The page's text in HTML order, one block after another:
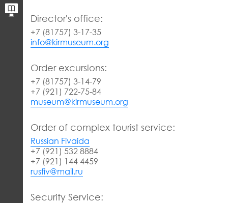
Director's office:
+7 (81757) 3-17-35
info@kirmuseum.org
Order excursions:
+7 (81757) 3-14-79
+7 (921) 722-75-84
museum@kirmuseum.org
Order of complex tourist service:
Russian Fivaida
+7 (921) 532 8884
+7 (921) 144 4459
rusfiv@mail.ru
Security Service: